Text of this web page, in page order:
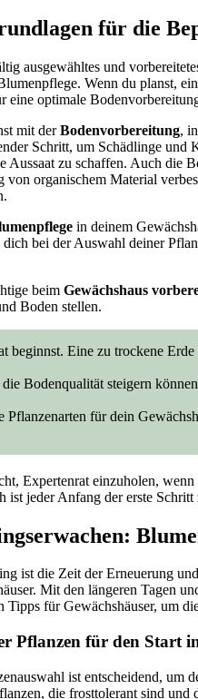
für die
ausgewähltes und
Wenn du planst,
eine optimale
mit derBodenvorbereitung,
Schritt, um Schädlinge und
Aussaat zu schaffen. Auch die
von organischem Material
in deinem
bei der Auswahl deiner
beim Gewächshaus
Boden stellen.
beginnst. Eine zu trockene
Bodenqualität steigern
Pflanzenarten für dein
Expertenrat einzuholen,
ist jeder Anfang der erste
ist die Zeit der Erneuerung
Mit den längeren Tagen
Tipps für Gewächshäuser, um
Pflanzen für den Start
ist entscheidend, um
die frosttolerant sind und